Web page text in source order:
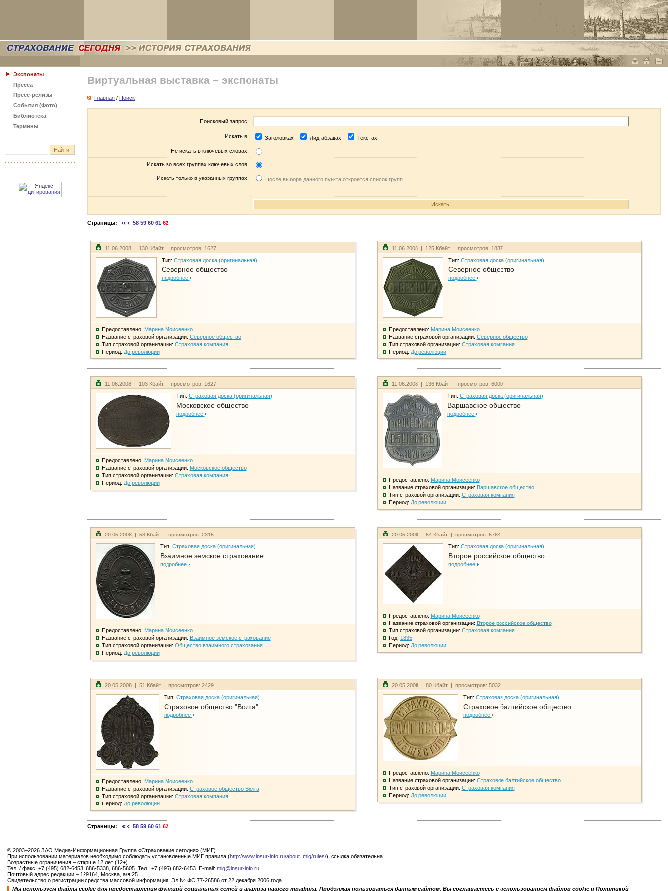
Экспонаты
Пресса
Пресс-релизы
События (Фото)
Библиотека
Термины
Виртуальная выставка – экспонаты
Главная / Поиск
Поисковый запрос:
Искать в: Заголовках Лид-абзацах Текстах
Не искать в ключевых словах:
Искать во всех группах ключевых слов:
Искать только в указанных группах: После выбора данного пункта откроется список групп
Страницы: 58 59 60 61 62
11.06.2008 | 130 Кбайт | просмотров: 1627
Тип: Страховая доска (оригинальная)
Северное общество
подробнее
Предоставлено: Марина Моисеенко
Название страховой организации: Северное общество
Тип страховой организации: Страховая компания
Период: До революции
11.06.2008 | 125 Кбайт | просмотров: 1837
Тип: Страховая доска (оригинальная)
Северное общество
подробнее
Предоставлено: Марина Моисеенко
Название страховой организации: Северное общество
Тип страховой организации: Страховая компания
Период: До революции
11.06.2008 | 103 Кбайт | просмотров: 1627
Тип: Страховая доска (оригинальная)
Московское общество
подробнее
Предоставлено: Марина Моисеенко
Название страховой организации: Московское общество
Тип страховой организации: Страховая компания
Период: До революции
11.06.2008 | 136 Кбайт | просмотров: 6000
Тип: Страховая доска (оригинальная)
Варшавское общество
подробнее
Предоставлено: Марина Моисеенко
Название страховой организации: Варшавское общество
Тип страховой организации: Страховая компания
Период: До революции
20.05.2008 | 53 Кбайт | просмотров: 2315
Тип: Страховая доска (оригинальная)
Взаимное земское страхование
подробнее
Предоставлено: Марина Моисеенко
Название страховой организации: Взаимное земское страхование
Тип страховой организации: Общество взаимного страхования
Период: До революции
20.05.2008 | 54 Кбайт | просмотров: 5784
Тип: Страховая доска (оригинальная)
Второе российское общество
подробнее
Предоставлено: Марина Моисеенко
Название страховой организации: Второе российское общество
Тип страховой организации: Страховая компания
Год: 1835
Период: До революции
20.05.2008 | 51 Кбайт | просмотров: 2429
Тип: Страховая доска (оригинальная)
Страховое общество "Волга"
подробнее
Предоставлено: Марина Моисеенко
Название страховой организации: Страховое общество Волга
Тип страховой организации: Страховая компания
Период: До революции
20.05.2008 | 80 Кбайт | просмотров: 5032
Тип: Страховая доска (оригинальная)
Страховое балтийское общество
подробнее
Предоставлено: Марина Моисеенко
Название страховой организации: Страховое балтийское общество
Тип страховой организации: Страховая компания
Период: До революции
Страницы: 58 59 60 61 62
© 2003–2026 ЗАО Медиа-Информационная Группа «Страхование сегодня» (МИГ).
При использовании материалов необходимо соблюдать установленные МИГ правила (http://www.insur-info.ru/about_mig/rules/), ссылка обязательна.
Возрастные ограничения – старше 12 лет (12+).
Тел. / факс: +7 (495) 682-6453, 686-5338, 686-5605. Тел.: +7 (495) 682-6453. E-mail: mig@insur-info.ru
Почтовый адрес редакции – 129164, Москва, а/я 25
Свидетельство о регистрации средства массовой информации: Эл № ФС 77-26586 от 22 декабря 2006 года.
Мы используем файлы cookie для предоставления функций социальных сетей и анализа нашего трафика. Продолжая пользоваться данным сайтом, Вы соглашаетесь с использованием файлов cookie и Политикой